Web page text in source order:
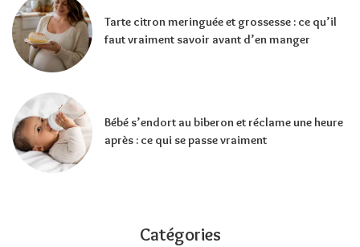
Tarte citron meringuée et grossesse : ce qu’il
faut vraiment savoir avant d’en manger
Bébé s’endort au biberon et réclame une heure
après : ce qui se passe vraiment
Catégories